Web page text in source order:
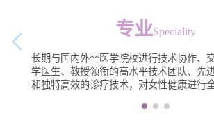
专业Speciality
长期与国内外**医学院校进行技术协作、
学医生、教授领衔的高水平技术团队、先
和独特高效的诊疗技术，对女性健康进行